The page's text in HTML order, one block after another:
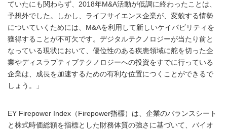
ていたにも関わらず、2018年M&A活動が低調に終わったことは、
予想外でした。しかし、ライフサイエンス企業が、変貌する情勢
についていくためには、M&Aを利用して新しいケイパビリティを
獲得することが不可欠です。デジタルテクノロジーが当たり前と
なっている現状において、優位性のある疾患領域に舵を切った企
業やディスラプティブテクノロジーへの投資をすでに行っている
企業は、成長を加速するための有利な位置につくことができるで
しょう。」
EY Firepower Index（Firepower指標）は、企業のバランスシート
と株式時価総額を指標とした財務体質の強さに基づいて、バイオ